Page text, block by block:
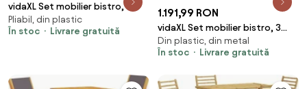
vidaXL Set mobilier bistro, 3
piese, verde, plastic
Pliabil, din plastic
În stoc
Livrare gratuită
1.191,99 RON
vidaXL Set mobilier bistro, 3
piese, teracotă/alb, plăci
ceramice
Din plastic, din metal
În stoc
Livrare gratuită